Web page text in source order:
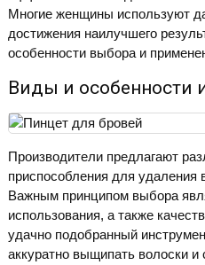
Многие женщины используют
достижения наилучшего
особенности выбора и
Виды и особенности
Производители предлагают
приспособления для удаления
Важным принципом выбора
использования, а также
удачно подобранный
аккуратно выщипать волоски и